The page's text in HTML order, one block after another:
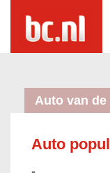
Auto van de
Auto